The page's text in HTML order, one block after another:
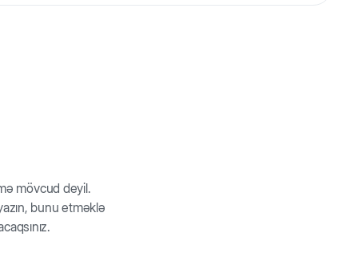
möhkəmləndirir. Kabak B qrup, C və K
yerkökü B qrup vitaminlərinin və mineralların
funksiyalarını və oynaqları gücləndirir. Şirin bibər
Yastılanmış noxud isə bitki zülalların qaynağı
mövcud deyil.
bunu etməklə